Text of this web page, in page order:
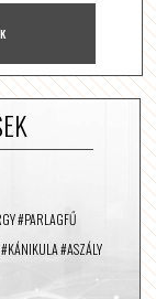
#PARLAGFŰ
#ASZÁLY